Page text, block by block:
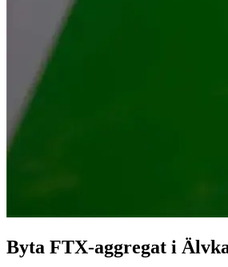
Byta FTX-aggregat i